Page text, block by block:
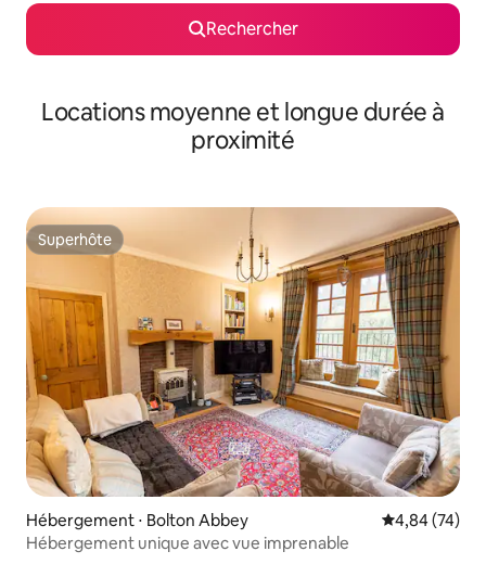
Rechercher
Locations moyenne et longue durée à
proximité
Superhôte
Superhôte
Hébergement ⋅ Bolton Abbey Évaluation
4,84 (74)
Hébergement unique avec vue imprenable